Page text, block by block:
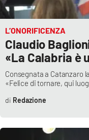
Società
Sport
RUBRICHE
L’ONORIFICENZA
Claudio
«La Calabria è
Consegnata a Catanzaro
«Felice di tornare, qui
Redazione